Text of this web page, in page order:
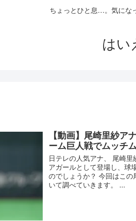
ちょっとひと息…。気にな
はい
【動画】尾崎里紗ア
ーム巨人戦でムッチ
日テレの人気アナ、 尾崎
アガールとして登場し、球
のでしょうか？ 今回はこ
いて調べていきます。 ...